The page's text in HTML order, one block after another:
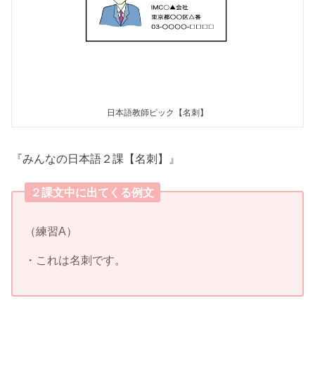
日本語教師ピック【名刺】
『みんなの日本語２課【名刺】』
２課文中に出てくる例文
（練習A）
・これは名刺です。